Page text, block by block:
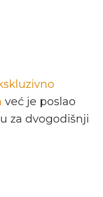
već je poslao
za dvogodišnji